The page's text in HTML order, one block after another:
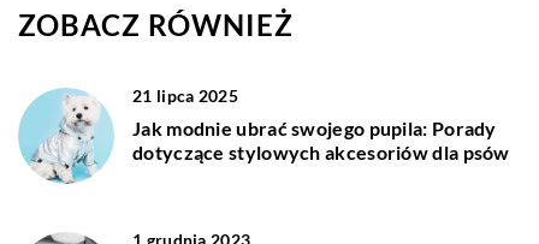
ZOBACZ RÓWNIEŻ
21 lipca 2025
Jak modnie ubrać swojego pupila: Porady
dotyczące stylowych akcesoriów dla psów